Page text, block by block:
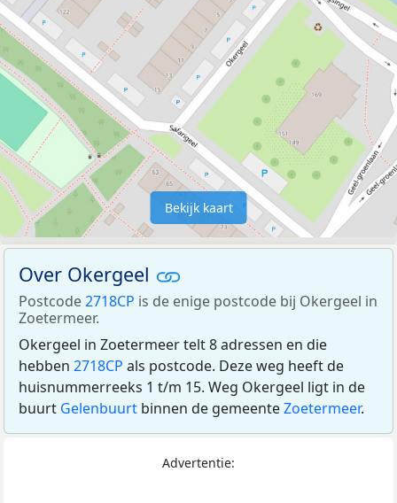
Bekijk kaart
Over Okergeel
Postcode2718CP is de enige postcode bij Okergeel in
Zoetermeer.
Okergeel in Zoetermeer telt 8 adressen en die
hebben 2718CP als postcode. Deze weg heeft de
huisnummerreeks 1 t/m 15. Weg Okergeel ligt in de
buurt Gelenbuurt binnen de gemeenteZoetermeer.
Advertentie: